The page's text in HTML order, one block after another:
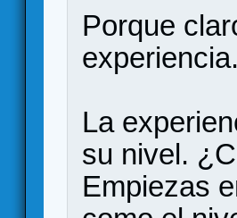
Porque
La
su nivel.
Empiezas